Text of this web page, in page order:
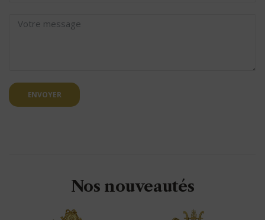
ENVOYER
Nos nouveautés